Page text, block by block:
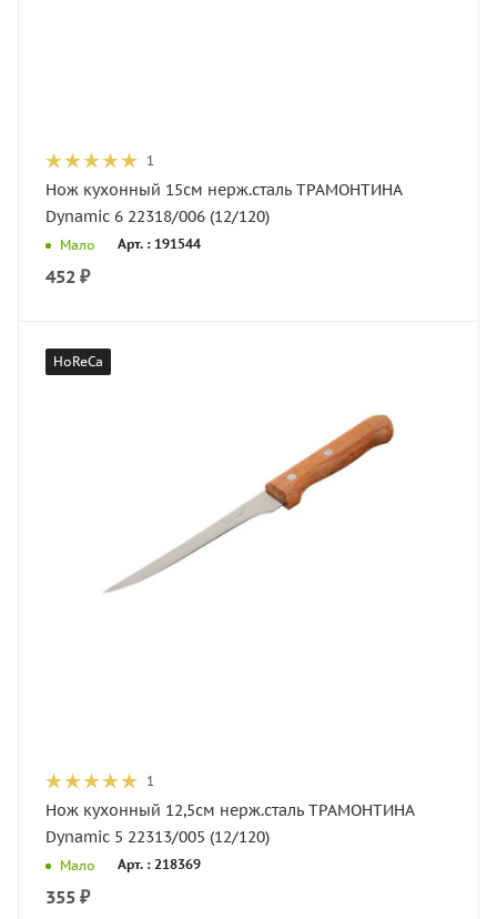
1
Нож кухонный 15см нерж.сталь ТРАМОНТИНА
Dynamic 6 22318/006 (12/120)
Мало Арт. : 191544
452 ₽
HoReCa
1
Нож кухонный 12,5см нерж.сталь ТРАМОНТИНА
Dynamic 5 22313/005 (12/120)
Мало Арт. : 218369
355 ₽